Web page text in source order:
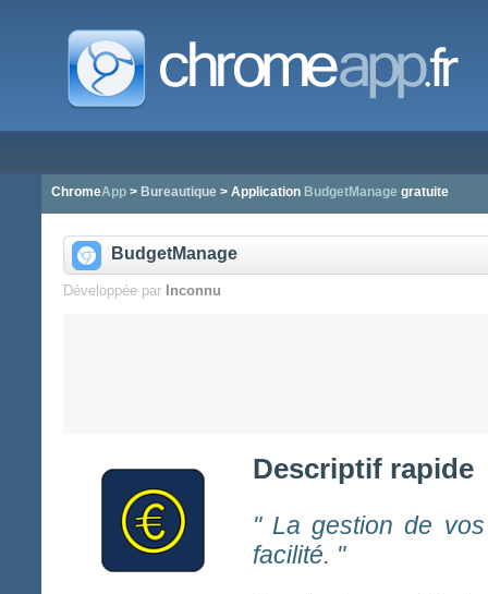
ChromeApp> Bureautique> Application BudgetManage gratuite
BudgetManage
Développée par Inconnu
Descriptif rapide
" La gestion de
facilité. "